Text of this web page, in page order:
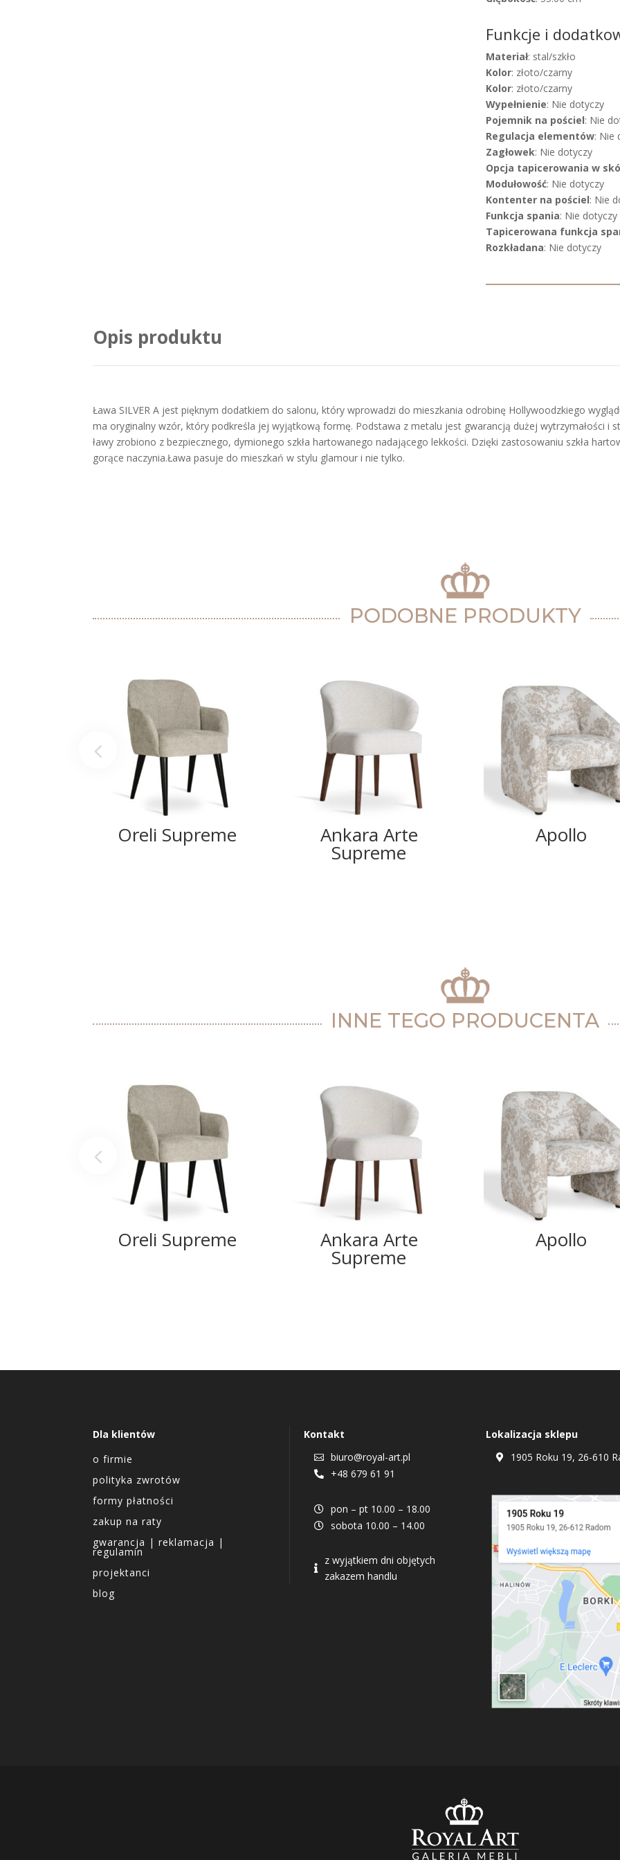
Funkcje i
Materiał: stal/szkło
Kolor: złoto/czarny
Kolor: złoto/czarny
Wypełnienie: Nie dotyczy
Pojemnik na pościel: Nie
Regulacja elementów: Nie
Zagłowek: Nie dotyczy
Opcja tapicerowania w
Modułowość: Nie dotyczy
Kontenter na pościel: Nie
Funkcja spania: Nie dotyczy
Tapicerowana funkcja
Rozkładana: Nie dotyczy
Opis produktu
Ława SILVER A jest pięknym dodatkiem do salonu, który wprowadzi do mieszkania odrobinę Hollywoodzkiego
ma oryginalny wzór, który podkreśla jej wyjątkową formę. Podstawa z metalu jest gwarancją dużej wytrzymałości i
ławy zrobiono z bezpiecznego, dymionego szkła hartowanego nadającego lekkości. Dzięki zastosowaniu szkła
gorące naczynia.Ława pasuje do mieszkań w stylu glamour i nie tylko.
PODOBNE PRODUKTY
Oreli Supreme Ankara Arte
Supreme
Apollo
INNE TEGO PRODUCENTA
Oreli Supreme Ankara Arte
Supreme
Apollo
Dla klientów
o firmie
polityka zwrotów
formy płatności
zakup na raty
gwarancja | reklamacja |
regulamin
projektanci
blog
Kontakt
 biuro@royal-art.pl
 +48 679 61 91
 pon – pt 10.00 – 18.00
 sobota 10.00 – 14.00

z wyjątkiem dni objętych
zakazem handlu
Lokalizacja sklepu
 1905 Roku 19, 26-610